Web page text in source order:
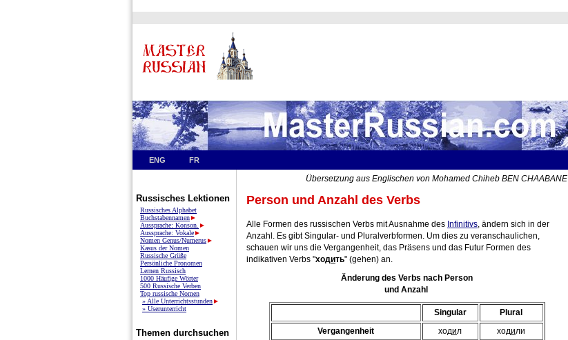
ENG FR
Übersetzung aus Englischen von Mohamed Chiheb BEN CHAABANE
Person und Anzahl des Verbs
Alle Formen des russischen Verbs mit Ausnahme des Infinitivs, ändern sich in der
Anzahl. Es gibt Singular- und Pluralverbformen. Um dies zu veranschaulichen,
schauen wir uns die Vergangenheit, das Präsens und das Futur Formen des
indikativen Verbs "ходить" (gehen) an.
Änderung des Verbs nach Person
und Anzahl
Singular
Plural
Vergangenheit
ходил ходили
Russisches Lektionen
Russisches Alphabet
Buchstabennamen►
Aussprache: Konson. ►
Aussprache: Vokale►
Nomen Genus/Numerus►
Kasus der Nomen
Russische Grüße
Persönliche Pronomen
Lernen Russisch
1000 Häufige Wörter
500 Russische Verben
Top russische Nomen
» Alle Unterrichtsstunden►
» Userunterricht
Themen durchsuchen